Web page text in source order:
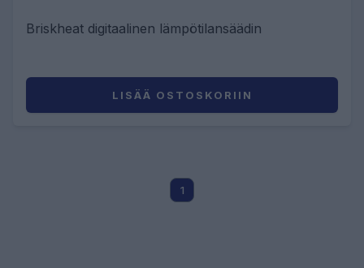
Briskheat digitaalinen lämpötilansäädin
LISÄÄ OSTOSKORIIN
1